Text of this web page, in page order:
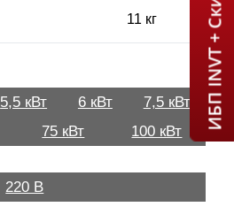
11 кг
5,5 кВт 6 кВт
7,5 кВт
75 кВт 100 кВт
220 В